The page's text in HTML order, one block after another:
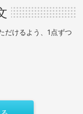
だけるよう、1点ずつ